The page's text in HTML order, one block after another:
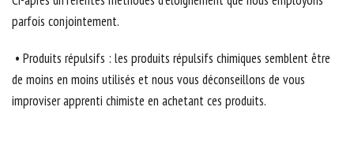
parfois conjointement.
• Produits répulsifs : les produits répulsifs chimiques semblent être
de moins en moins utilisés et nous vous déconseillons de vous
improviser apprenti chimiste en achetant ces produits.